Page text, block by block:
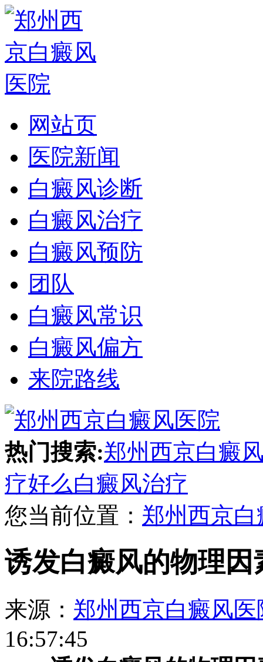
网站页
医院新闻
白癜风诊断
白癜风治疗
白癜风预防
团队
白癜风常识
白癜风偏方
来院路线
热门搜索:郑州西京白癜
疗好么白癜风治疗
您当前位置： 郑州西京
诱发白癜风的物理因
来源： 郑州西京白癜风医
16:57:45